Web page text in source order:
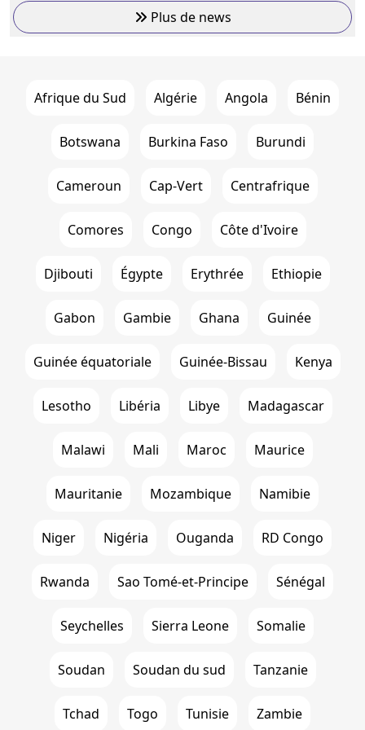
Plus de news
Afrique du Sud Algérie Angola Bénin
Botswana Burkina Faso Burundi
Cameroun Cap-Vert Centrafrique
Comores Congo Côte d'Ivoire
Djibouti Égypte Erythrée Ethiopie
Gabon Gambie Ghana Guinée
Guinée équatoriale Guinée-Bissau Kenya
Lesotho Libéria Libye Madagascar
Malawi Mali Maroc Maurice
Mauritanie Mozambique Namibie
Niger Nigéria Ouganda RD Congo
Rwanda Sao Tomé-et-Principe Sénégal
Seychelles Sierra Leone Somalie
Soudan Soudan du sud Tanzanie
Tchad Togo Tunisie Zambie